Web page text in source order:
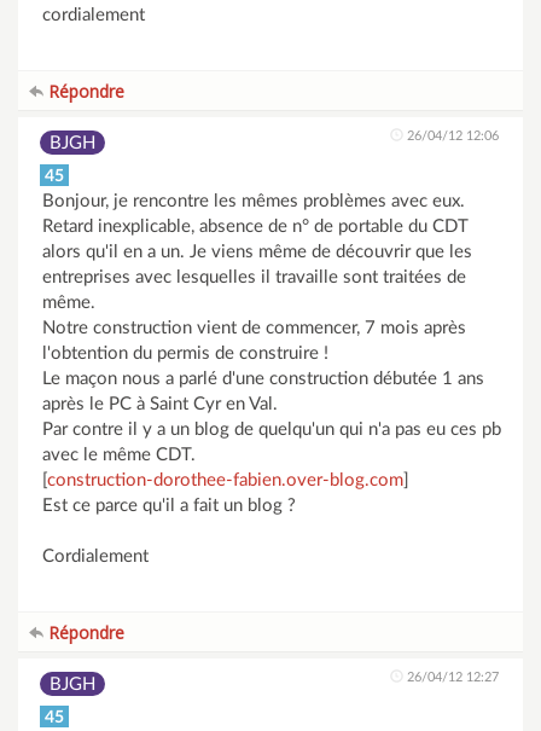
cordialement
Répondre
BJGH 26/04/12 12:06
45
Bonjour, je rencontre les mêmes problèmes avec eux.
Retard inexplicable, absence de n° de portable du CDT
alors qu'il en a un. Je viens même de découvrir que les
entreprises avec lesquelles il travaille sont traitées de
même.
Notre construction vient de commencer, 7 mois après
l'obtention du permis de construire !
Le maçon nous a parlé d'une construction débutée 1 ans
après le PC à Saint Cyr en Val.
Par contre il y a un blog de quelqu'un qui n'a pas eu ces pb
avec le même CDT.
construction-dorothee-fabien.over-blog.com
Est ce parce qu'il a fait un blog ?
Cordialement
Répondre
BJGH 26/04/12 12:27
45